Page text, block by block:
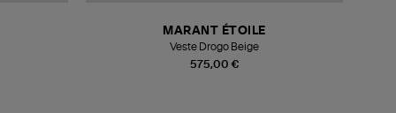
575,00 €
MARANT ÉTOILE
Veste Drogo Beige